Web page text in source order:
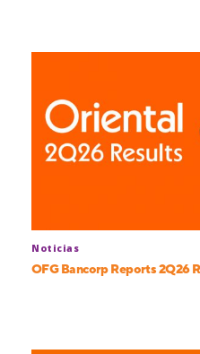
Noticias
OFG Bancorp Reports 2Q26